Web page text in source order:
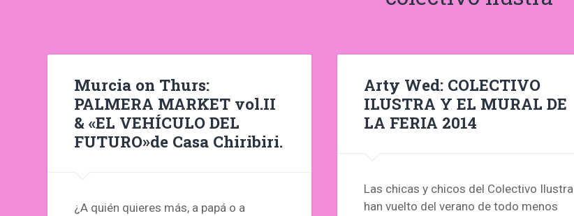
Murcia on Thurs:
PALMERA MARKET vol.II
& «EL VEHÍCULO DEL
FUTURO»de Casa Chiribiri.
¿A quién quieres más, a papá o a
Arty Wed: COLECTIVO
ILUSTRA Y EL MURAL DE
LA FERIA 2014
Las chicas y chicos del Colectivo Ilustra
han vuelto del verano de todo menos